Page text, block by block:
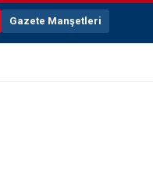
Gazete Manşetleri